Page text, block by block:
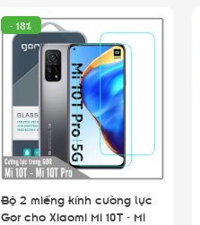
- 18%
Bộ 2 miếng kính cường lực
Gor cho Xiaomi Mi 10T - Mi